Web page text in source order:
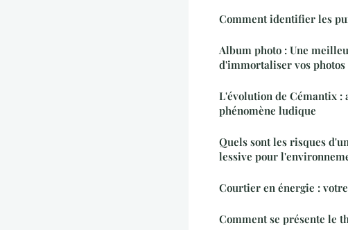
Comment identifier les
Album photo : Une
d'immortaliser vos
L'évolution de Cémantix :
phénomène ludique
Quels sont les risques
lessive pour
Courtier en énergie :
Comment se présente le